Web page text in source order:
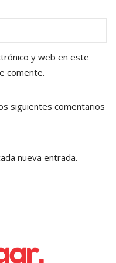
y web en este
comente.
siguientes comentarios
nueva entrada.